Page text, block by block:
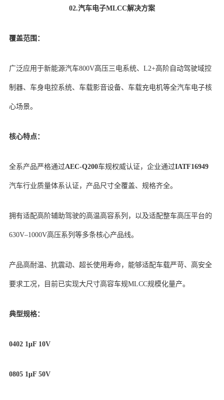
02.汽车电子MLCC解决方案
覆盖范围：
广泛应用于新能源汽车800V高压三电系统、L2+高阶自动驾驶域控
制器、车身电控系统、车载影音设备、车载充电机等全汽车电子核
心场景。
核心特点：
全系产品严格通过AEC-Q200车规权威认证，企业通过IATF16949
汽车行业质量体系认证，产品尺寸全覆盖、规格齐全。
拥有适配高阶辅助驾驶的高温高容系列，以及适配整车高压平台的
630V–1000V高压系列等多条核心产品线。
产品高耐温、抗震动、超长使用寿命，能够适配车载严苛、高安全
要求工况，目前已实现大尺寸高容车规MLCC规模化量产。
典型规格：
0402 1μF 10V
0805 1μF 50V